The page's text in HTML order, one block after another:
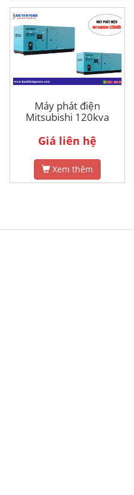
Máy phát điện
Mitsubishi 120kva
Giá liên hệ
Xem thêm